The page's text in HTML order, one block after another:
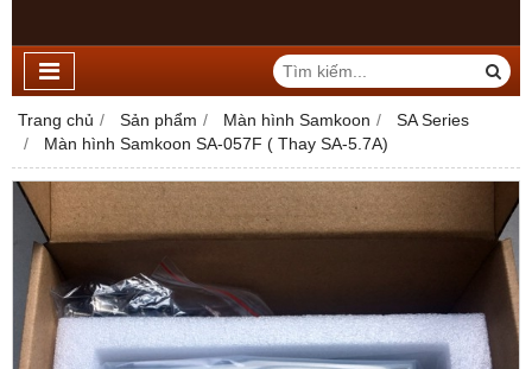
Trang chủ Sản phẩm Màn hình Samkoon
SA Series
Màn hình Samkoon SA-057F ( Thay SA-5.7A)